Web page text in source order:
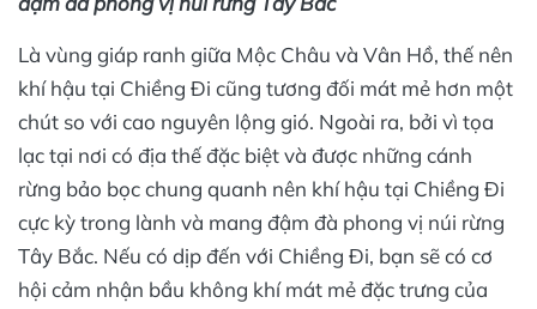
Là vùng giáp ranh giữa Mộc Châu và Vân Hồ, thế nên
khí hậu tại Chiềng Đi cũng tương đối mát mẻ hơn một
chút so với cao nguyên lộng gió. Ngoài ra, bởi vì tọa
lạc tại nơi có địa thế đặc biệt và được những cánh
rừng bảo bọc chung quanh nên khí hậu tại Chiềng Đi
cực kỳ trong lành và mang đậm đà phong vị núi rừng
Tây Bắc. Nếu có dịp đến với Chiềng Đi, bạn sẽ có cơ
hội cảm nhận bầu không khí mát mẻ đặc trưng của